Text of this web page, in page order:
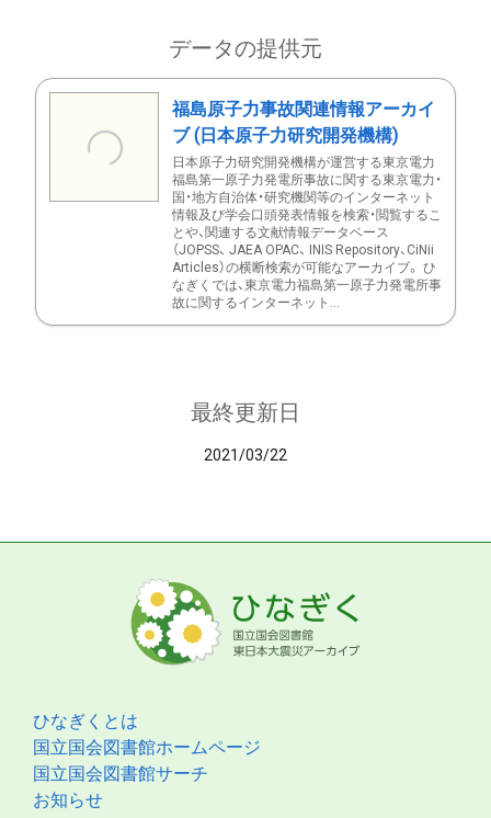
データの提供元
福島原子力事故関連情報アーカイ
ブ (日本原子力研究開発機構)
日本原子力研究開発機構が運営する東京電力
福島第一原子力発電所事故に関する東京電力・
国・地方自治体・研究機関等のインターネット
情報及び学会口頭発表情報を検索・閲覧するこ
とや、関連する文献情報データベース
（JOPSS、 JAEA OPAC、 INIS Repository、CiNii
Articles）の横断検索が可能なアーカイブ。 ひ
なぎくでは、東京電力福島第一原子力発電所事
故に関するインターネット...
最終更新日
2021/03/22
ひなぎくとは
国立国会図書館ホームページ
国立国会図書館サーチ
お知らせ